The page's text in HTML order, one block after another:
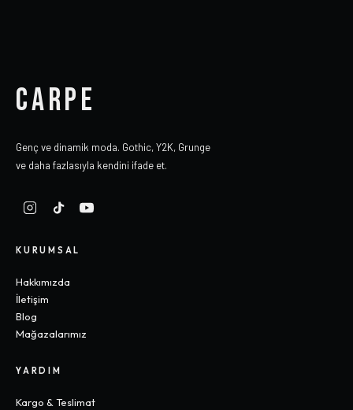
CARPE
Genç ve dinamik moda. Gothic, Y2K, Grunge
ve daha fazlasıyla kendini ifade et.
KURUMSAL
Hakkımızda
İletişim
Blog
Mağazalarımız
YARDIM
Kargo & Teslimat